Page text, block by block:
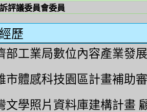
評議委員會委員
歷
部工業局數位內容產業發
市體感科技園區計畫補助
文學照片資料庫建構計畫